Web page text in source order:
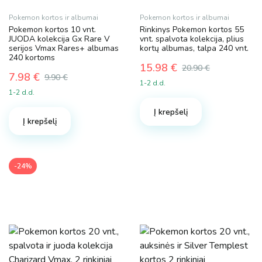
Pokemon kortos ir albumai
Pokemon kortos 10 vnt.
JUODA kolekcija Gx Rare V
serijos Vmax Rares+ albumas
240 kortoms
9.90€
Original
price
9.90 €.
7.98 €
Current
price
7.98 €.
1-2 d.d.
Į krepšelį
Pokemon kortos ir albumai
Rinkinys Pokemon kortos 55
vnt. spalvota kolekcija, plius
kortų albumas, talpa 240 vnt.
20.90€
Original
price
20.90 €.
15.98 €
Current
price
15.98 €.
1-2 d.d.
Į krepšelį
-24%